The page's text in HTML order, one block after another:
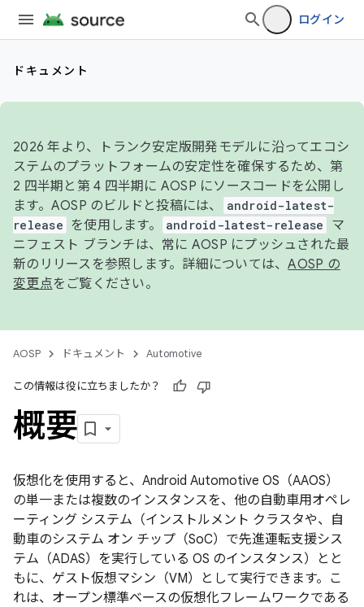
ログイン
ドキュメント
2026 年より、トランク安定版開発モデルに沿ってエコシ
ステムのプラットフォームの安定性を確保するため、第
2 四半期と第 4 四半期に AOSP にソースコードを公開し
ます。AOSP のビルドと投稿には、
android-latest-
release
を使用します。 android-latest-release
マ
ニフェスト ブランチは、常に AOSP にプッシュされた最
新のリリースを参照します。詳細については、AOSP の
変更点をご覧ください。
AOSP ドキュメント Automotive
この情報は役に立ちましたか？
概要
仮想化を使用すると、Android Automotive OS（AAOS）
の単一または複数のインスタンスを、他の自動車用オペレ
ーティング システム（インストルメント クラスタや、自
動車のシステム オン チップ（SoC）で先進運転支援シス
テム（ADAS）を実行している OS のインスタンス）とと
もに、ゲスト仮想マシン（VM）として実行できます。こ
れは、オープン標準ベースの仮想化フレームワークである